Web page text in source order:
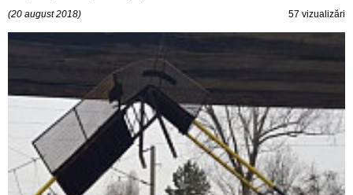
(20 august 2018) 57 vizualizări